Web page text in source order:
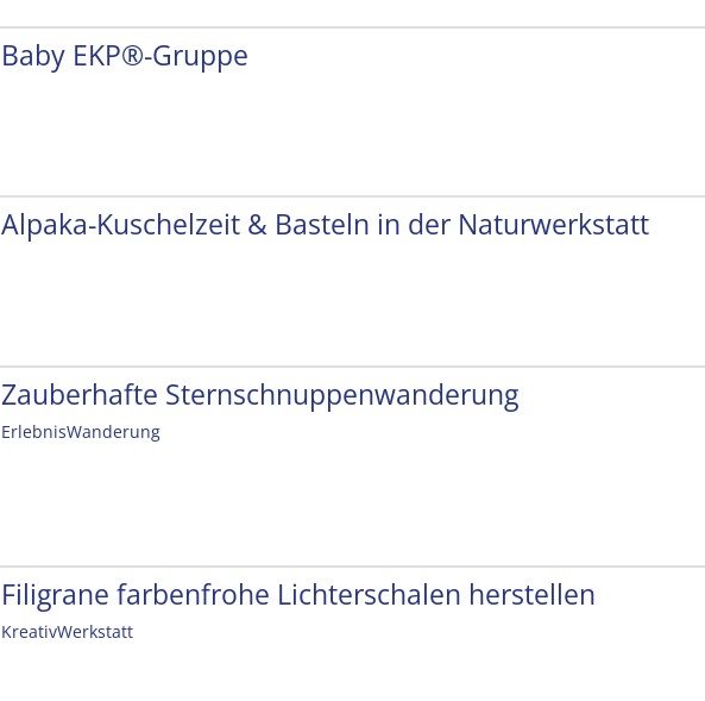
Baby EKP®-Gruppe
Alpaka-Kuschelzeit & Basteln in der Naturwerkstatt
Zauberhafte Sternschnuppenwanderung
ErlebnisWanderung
Filigrane farbenfrohe Lichterschalen herstellen
KreativWerkstatt